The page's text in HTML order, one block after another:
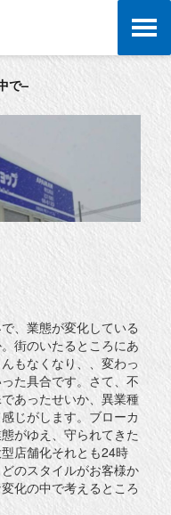
で–
、業態が変化している
街のいたるところにあ
もなくなり、、変わっ
た具合です。さて、不
あったせいか、異業種
じがします。ブローカ
がゆえ、守られてきた
店舗化それとも24時
のスタイルがお客様か
化の中で考えるところ